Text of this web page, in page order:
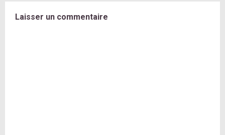
Laisser un commentaire